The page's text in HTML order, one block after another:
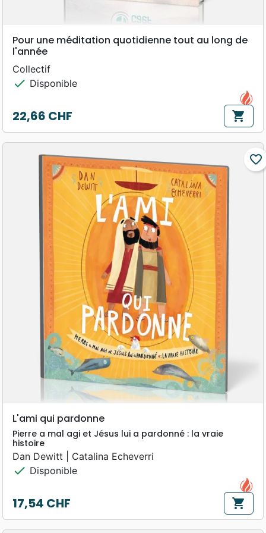
Pour une méditation quotidienne tout au long de
l'année
Collectif
check Disponible
Prix
22,66 CHF shopping_cart
favorite_border
L'ami qui pardonne
Pierre a mal agi et Jésus lui a pardonné : la vraie
histoire
Dan Dewitt | Catalina Echeverri
check Disponible
Prix
17,54 CHF shopping_cart